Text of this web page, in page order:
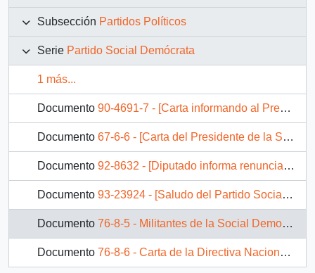
Subsección Partidos Políticos
Serie Partido Social Demócrata
1 más...
Documento 90-4691-7 - [Carta informando al Presidente del Partido Social Democracia la consideración del Presidente respecto el "Proyecto Terranova" y el envio de su fax a la comomision encargada].
Documento 67-6-6 - [Carta del Presidente de la Social Democracia al Ministro del Interior]
Documento 92-8632 - [Diputado informa renuncia a Partido Social Democráta de Chile]
Documento 93-23924 - [Saludo del Partido Social Demócrata de Suecia dirigido al Presidente Patricio Aylwin]
Documento 76-8-5 - Militantes de la Social Democracia Chilena propuestos oficialmente por el partido para cargos de embajadores, intendentes, gobernadores y seremis
Documento 76-8-6 - Carta de la Directiva Nacional a Miembros de los Consejos Regionales y Consejeros Nacionales